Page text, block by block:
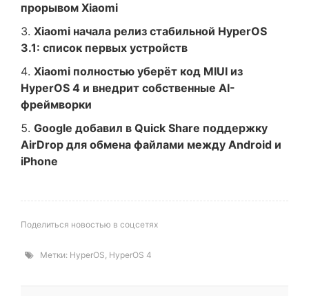
прорывом Xiaomi
Xiaomi начала релиз стабильной HyperOS
3.1: список первых устройств
Xiaomi полностью уберёт код MIUI из
HyperOS 4 и внедрит собственные AI-
фреймворки
Google добавил в Quick Share поддержку
AirDrop для обмена файлами между Android и
iPhone
Поделиться новостью в соцсетях
Метки: HyperOS, HyperOS 4